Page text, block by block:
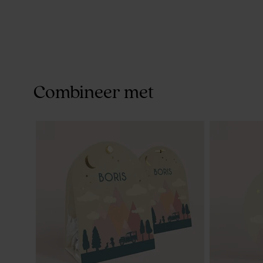
Combineer met